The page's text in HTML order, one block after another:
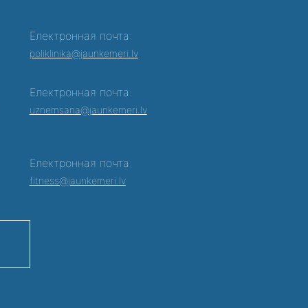
Електронная почта:
poliklinika@jaunkemeri.lv
Електронная почта:
uznemsana@jaunkemeri.lv
Електронная почта:
fitness@jaunkemeri.lv